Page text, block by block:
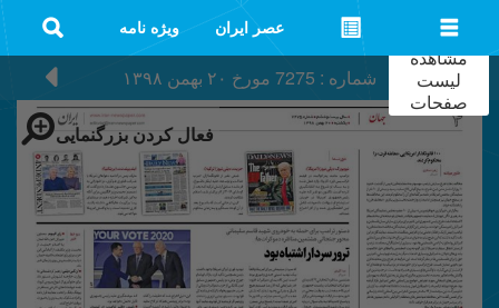
عصر ایران ویژه نامه
شماره : 7275 مورخ ۲۰ بهمن ۱۳۹۸
فعال کردن بزرگنمایی
مشاهده
لیست
صفحات